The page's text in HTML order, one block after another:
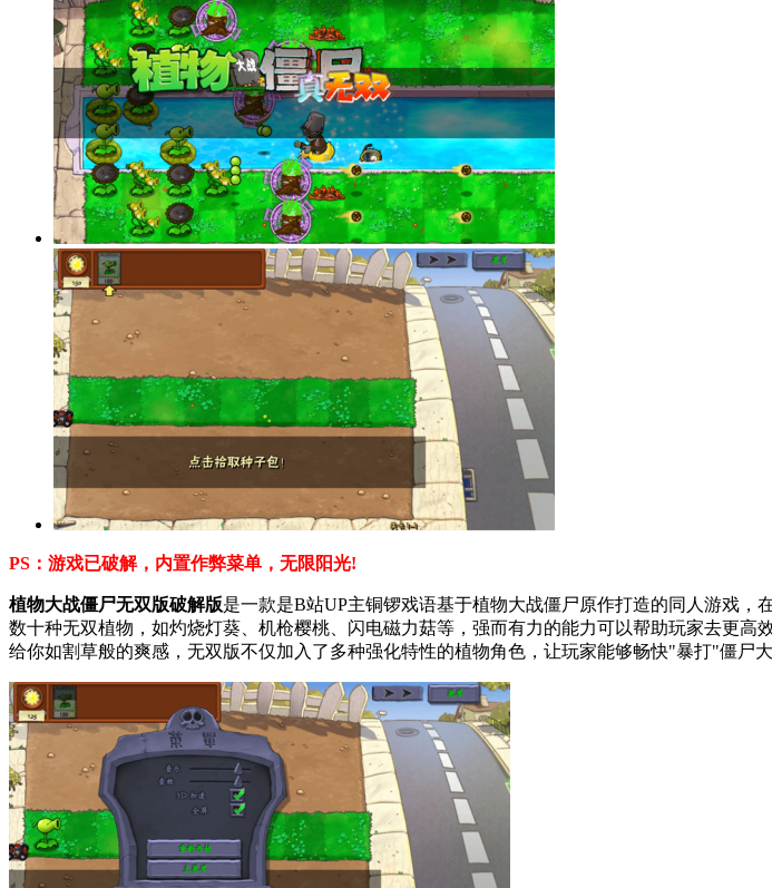
PS：游戏已破解，内置作弊菜单，无限阳光!
植物大战僵尸无双版破解版是一款是B站UP主铜锣戏语基于植物大战僵尸原作打造的同人游戏
数十种无双植物，如灼烧灯葵、机枪樱桃、闪电磁力菇等，强而有力的能力可以帮助玩家去更
给你如割草般的爽感，无双版不仅加入了多种强化特性的植物角色，让玩家能够畅快"暴打"僵尸